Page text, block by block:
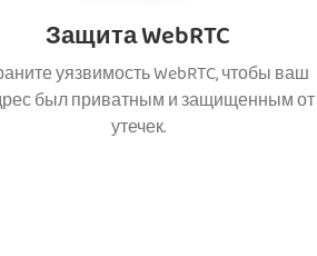
Защита WebRTC
уязвимость WebRTC, чтобы ваш
был приватным и защищенным от
утечек.